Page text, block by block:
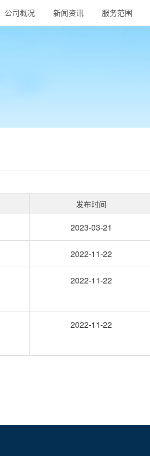
公司概况 新闻资讯 服务范围
发布时间
2023-03-21
2022-11-22
2022-11-22
2022-11-22